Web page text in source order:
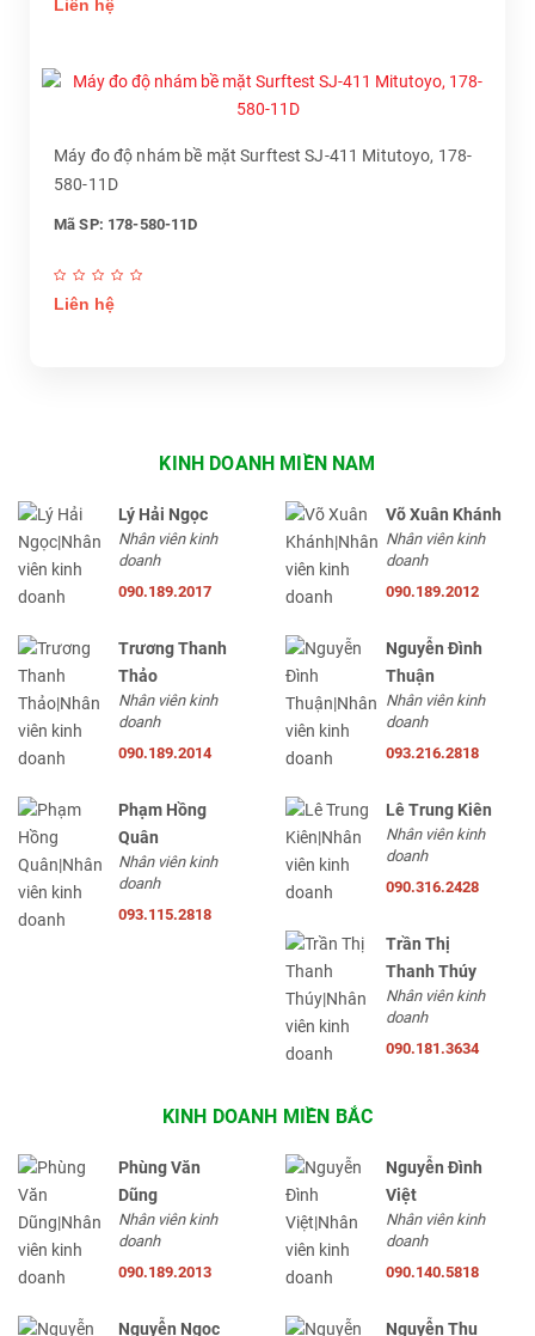
Liên hệ
Máy đo độ nhám bề mặt Surftest SJ-411 Mitutoyo, 178-
580-11D
Mã SP: 178-580-11D
Liên hệ
KINH DOANH MIỀN NAM
Lý Hải Ngọc
Nhân viên kinh
doanh
090.189.2017
Võ Xuân Khánh
Nhân viên kinh
doanh
090.189.2012
Trương Thanh
Thảo
Nhân viên kinh
doanh
090.189.2014
Nguyễn Đình
Thuận
Nhân viên kinh
doanh
093.216.2818
Phạm Hồng
Quân
Nhân viên kinh
doanh
093.115.2818
Lê Trung Kiên
Nhân viên kinh
doanh
090.316.2428
Trần Thị
Thanh Thúy
Nhân viên kinh
doanh
090.181.3634
KINH DOANH MIỀN BẮC
Phùng Văn
Dũng
Nhân viên kinh
doanh
090.189.2013
Nguyễn Đình
Việt
Nhân viên kinh
doanh
090.140.5818
Nguyễn Ngọc
Nguyễn Thu